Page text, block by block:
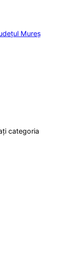
Mureș
categoria